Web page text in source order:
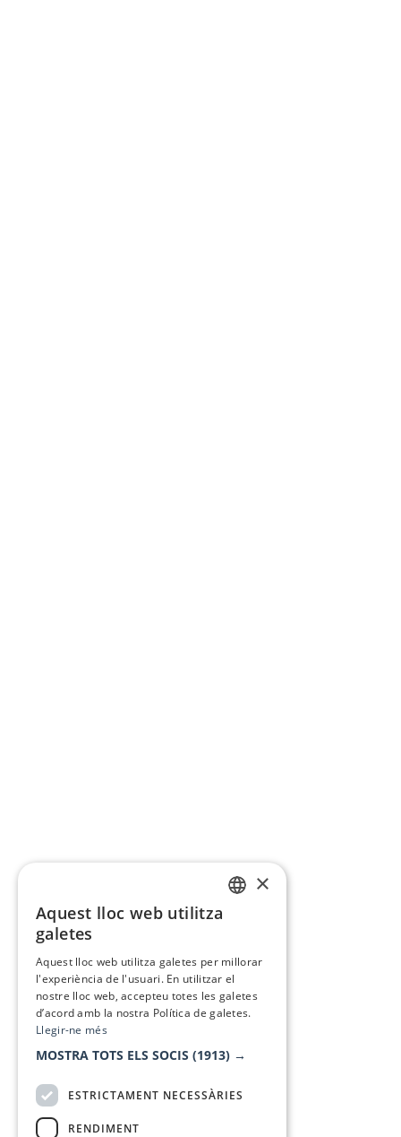
×
Aquest lloc web utilitza
galetes
Aquest lloc web utilitza galetes per millorar
l'experiència de l'usuari. En utilitzar el
nostre lloc web, accepteu totes les galetes
d’acord amb la nostra Política de galetes.
Llegir-ne més
MOSTRA TOTS ELS SOCIS (1913) →
ESTRICTAMENT NECESSÀRIES
RENDIMENT